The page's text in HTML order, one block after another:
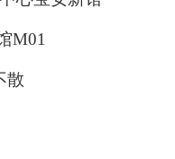
M01
散